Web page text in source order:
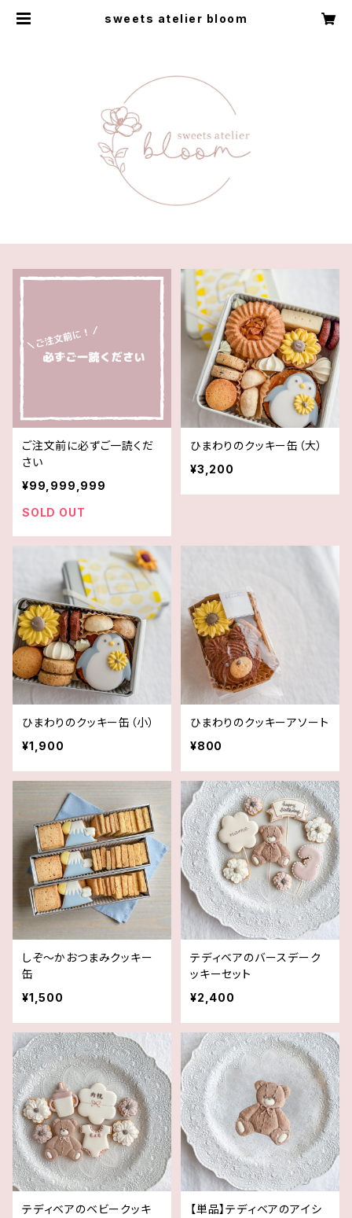
sweets atelier bloom
ご注文前に必ずご一読くだ
さい
¥99,999,999
SOLD OUT
ひまわりのクッキー缶（大）
¥3,200
ひまわりのクッキー缶（小）
¥1,900
ひまわりのクッキーアソート
¥800
しぞ〜かおつまみクッキー
缶
¥1,500
テディベアのバースデーク
ッキーセット
¥2,400
テディベアのベビークッキ
【単品】テディベアのアイシ